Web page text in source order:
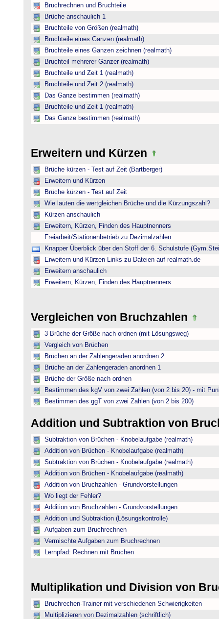
Bruchrechnen und Bruchteile
Brüche anschaulich 1
Bruchteile von Größen (realmath)
Bruchteile eines Ganzen (realmath)
Bruchteile eines Ganzen zeichnen (realmath)
Bruchteil mehrerer Ganzer (realmath)
Bruchteile und Zeit 1 (realmath)
Bruchteile und Zeit 2 (realmath)
Das Ganze bestimmen (realmath)
Bruchteile und Zeit 1 (realmath)
Das Ganze bestimmen (realmath)
Erweitern und Kürzen
Brüche kürzen - Test auf Zeit (Bartberger)
Erweitern und Kürzen
Brüche kürzen - Test auf Zeit
Wie lauten die wertgleichen Brüche und die Kürzungszahl?
Kürzen anschaulich
Erweitern, Kürzen, Finden des Hauptnenners
Freiarbeit/Stationenbetrieb zu Dezimalzahlen
Knapper Überblick über den Stoff der 6. Schulstufe
Erweitern und Kürzen Links zu Dateien auf realmath.de
Erweitern anschaulich
Erweitern, Kürzen, Finden des Hauptnenners
Vergleichen von Bruchzahlen
3 Brüche der Größe nach ordnen (mit Lösungsweg)
Vergleich von Brüchen
Brüchen an der Zahlengeraden anordnen 2
Brüche an der Zahlengeraden anordnen 1
Brüche der Größe nach ordnen
Bestimmen des kgV von zwei Zahlen (von 2 bis 20) - mit
Bestimmen des ggT von zwei Zahlen (von 2 bis 200)
Addition und Subtraktion von
Subtraktion von Brüchen - Knobelaufgabe (realmath)
Addition von Brüchen - Knobelaufgabe (realmath)
Subtraktion von Brüchen - Knobelaufgabe (realmath)
Addition von Brüchen - Knobelaufgabe (realmath)
Addition von Bruchzahlen - Grundvorstellungen
Wo liegt der Fehler?
Addition von Bruchzahlen - Grundvorstellungen
Addition und Subtraktion (Lösungskontrolle)
Aufgaben zum Bruchrechnen
Vermischte Aufgaben zum Bruchrechnen
Lernpfad: Rechnen mit Brüchen
Multiplikation und Division von
Bruchrechen-Trainer mit verschiedenen Schwierigkeiten
Multiplizieren von Dezimalzahlen (schriftlich)